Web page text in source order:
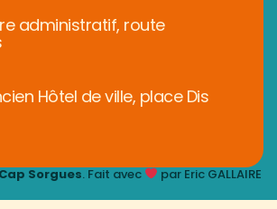
administratif, route
Hôtel de ville, place Dis
Cap Sorgues. Fait avec par Eric GALLAIRE